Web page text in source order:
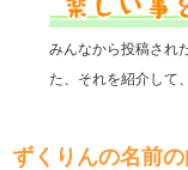
みんなから投稿され
た、それを紹介して
ずくりんの名前